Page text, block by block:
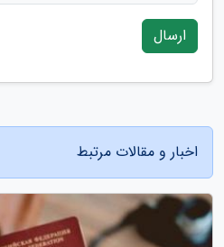
ارسال
اخبار و مقالات مرتبط